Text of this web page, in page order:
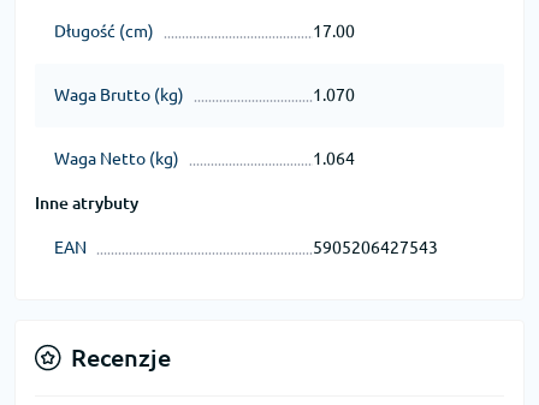
Długość (cm) 17.00
Waga Brutto (kg) 1.070
Waga Netto (kg) 1.064
Inne atrybuty
EAN 5905206427543
Recenzje